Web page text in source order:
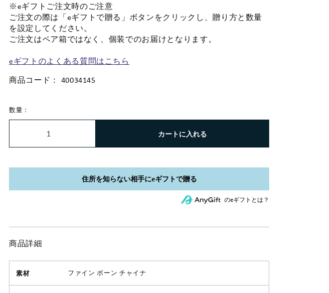
※eギフトご注文時のご注意
ご注文の際は「eギフトで贈る」ボタンをクリックし、贈り方と数量
を設定してください。
ご注文はペア箱ではなく、個装でのお届けとなります。
eギフトのよくある質問はこちら
商品コード： 40034145
数量：
カートに入れる
のeギフトとは？
商品詳細
素材 ファイン ボーン チャイナ